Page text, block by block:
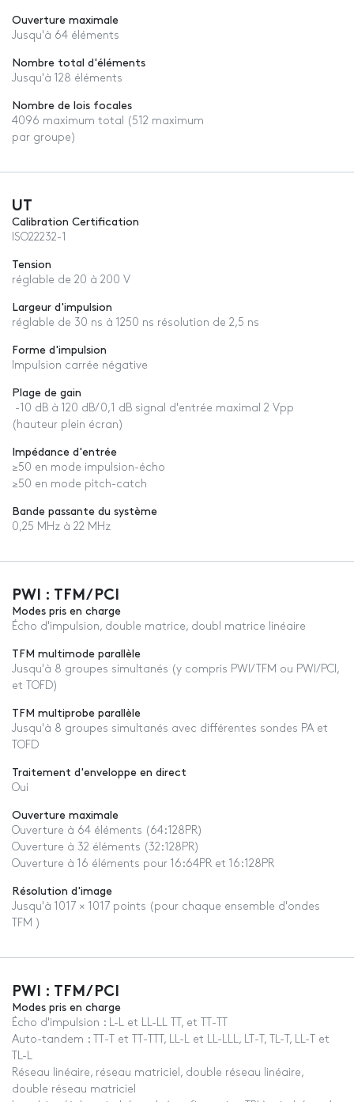
Ouverture maximale
Jusqu'à 64 éléments
Nombre total d'éléments
Jusqu'à 128 éléments
Nombre de lois focales
4096 maximum total (512 maximum
par groupe)
UT
Calibration Certification
ISO22232-1
Tension
réglable de 20 à 200 V
Largeur d'impulsion
réglable de 30 ns à 1250 ns résolution de 2,5 ns
Forme d'impulsion
Impulsion carrée négative
Plage de gain
-10 dB à 120 dB/0,1 dB signal d'entrée maximal 2 Vpp
(hauteur plein écran)
Impédance d'entrée
≥50 en mode impulsion-écho
≥50 en mode pitch-catch
Bande passante du système
0,25 MHz à 22 MHz
PWI : TFM/PCI
Modes pris en charge
Écho d'impulsion, double matrice, doubl matrice linéaire
TFM multimode parallèle
Jusqu'à 8 groupes simultanés (y compris PWI/TFM ou PWI/PCI,
et TOFD)
TFM multiprobe parallèle
Jusqu'à 8 groupes simultanés avec différentes sondes PA et
TOFD
Traitement d'enveloppe en direct
Oui
Ouverture maximale
Ouverture à 64 éléments (64:128PR)
Ouverture à 32 éléments (32:128PR)
Ouverture à 16 éléments pour 16:64PR et 16:128PR
Résolution d'image
Jusqu'à 1017 × 1017 points (pour chaque ensemble d'ondes
TFM )
PWI : TFM/PCI
Modes pris en charge
Écho d'impulsion : L-L et LL-LL TT, et TT-TT
Auto-tandem : TT-T et TT-TTT, LL-L et LL-LLL, LT-T, TL-T, LL-T et
TL-L
Réseau linéaire, réseau matriciel, double réseau linéaire,
double réseau matriciel